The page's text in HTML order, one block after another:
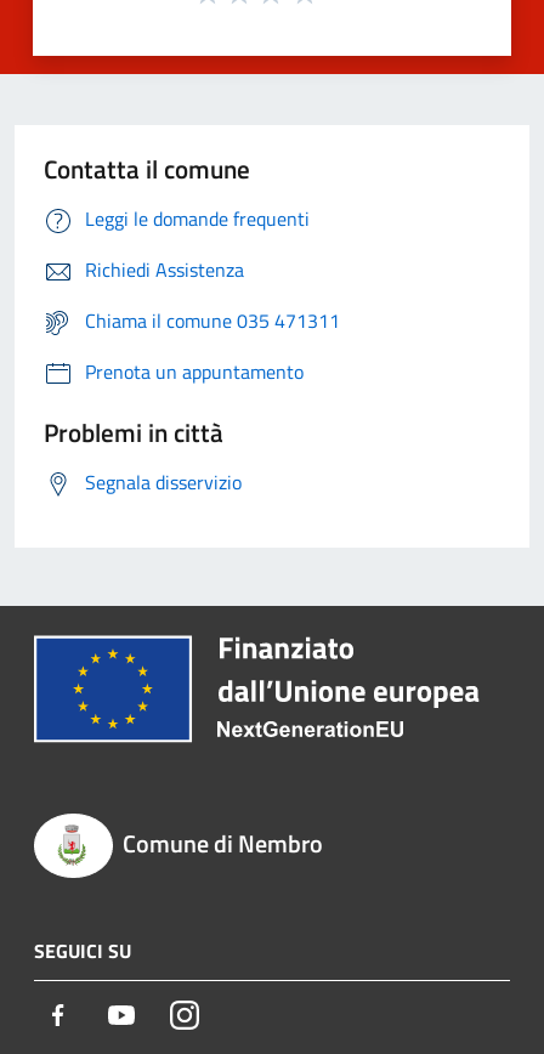
Contatta il comune
Leggi le domande frequenti
Richiedi Assistenza
Chiama il comune 035 471311
Prenota un appuntamento
Problemi in città
Segnala disservizio
Comune di Nembro
SEGUICI SU
Facebook YoutubeInstagram